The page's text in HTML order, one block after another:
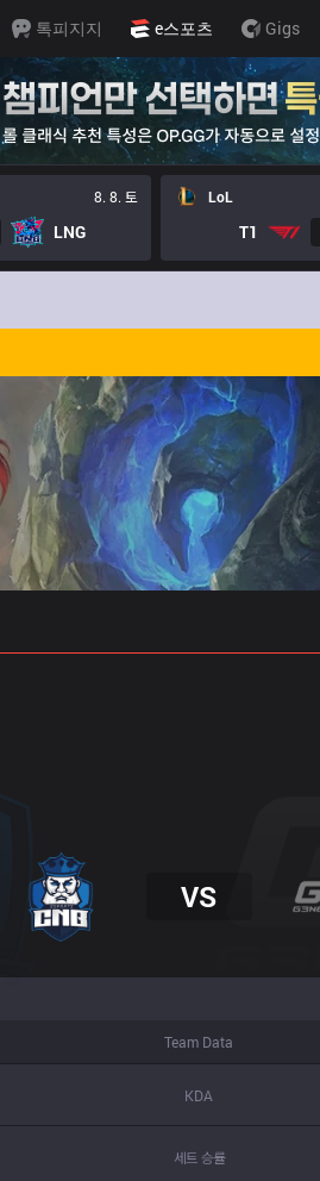
톡피지지 e스포츠 Gigs
8. 8. 토
LNG
LoL
T1
VS
Team Data
KDA
세트 승률